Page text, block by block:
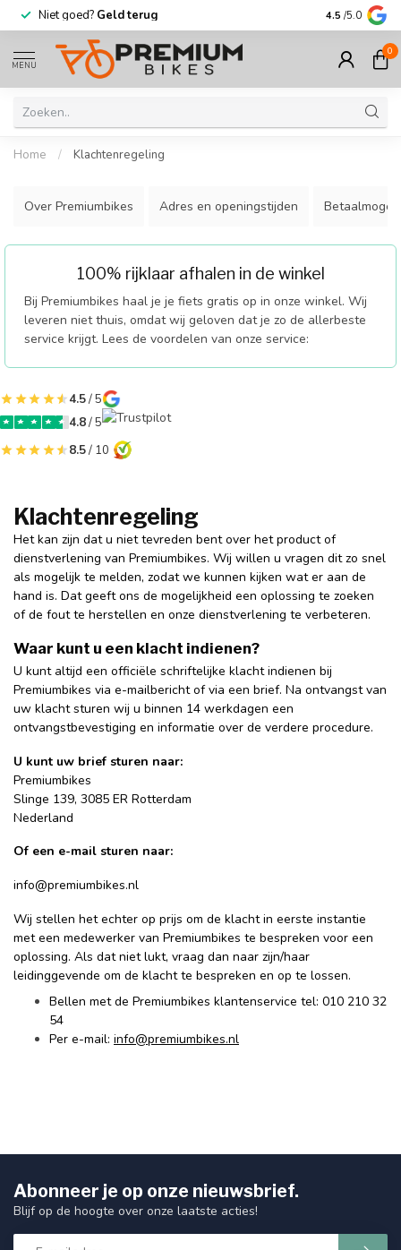
Niet goed? Geld terug Meer dan
4.5 /5.0
MENU
0
Home / Klachtenregeling
Over Premiumbikes Adres en openingstijden
100% rijklaar afhalen in de winkel
Bij Premiumbikes haal je je fiets gratis op in onze winkel. Wij
leveren niet thuis, omdat wij geloven dat je zo de allerbeste
service krijgt. Lees de voordelen van onze service:
4.5/ 5
4.8/ 5
8.5/ 10
Klachtenregeling
Het kan zijn dat u niet tevreden bent over het product of
dienstverlening van Premiumbikes. Wij willen u vragen dit zo snel
als mogelijk te melden, zodat we kunnen kijken wat er aan de
hand is. Dat geeft ons de mogelijkheid een oplossing te zoeken
of de fout te herstellen en onze dienstverlening te verbeteren.
Waar kunt u een klacht indienen?
U kunt altijd een officiële schriftelijke klacht indienen bij
Premiumbikes via e-mailbericht of via een brief. Na ontvangst van
uw klacht sturen wij u binnen 14 werkdagen een
ontvangstbevestiging en informatie over de verdere procedure.
U kunt uw brief sturen naar:
Premiumbikes
Slinge 139, 3085 ER Rotterdam
Nederland
Of een e-mail sturen naar:
info@premiumbikes.nl
Wij stellen het echter op prijs om de klacht in eerste instantie
met een medewerker van Premiumbikes te bespreken voor een
oplossing. Als dat niet lukt, vraag dan naar zijn/haar
leidinggevende om de klacht te bespreken en op te lossen.
Bellen met de Premiumbikes klantenservice tel: 010 210 32
54
Per e-mail: info@premiumbikes.nl
Abonneer je op onze nieuwsbrief.
Blijf op de hoogte over onze laatste acties!